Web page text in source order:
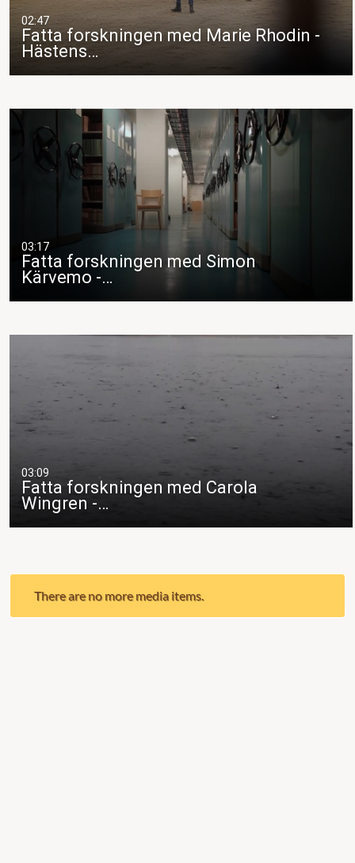
02:47
Fatta forskningen med Marie Rhodin -
Hästens…
03:17
Fatta forskningen med Simon
Kärvemo -…
03:09
Fatta forskningen med Carola
Wingren -…
There are no more media items.